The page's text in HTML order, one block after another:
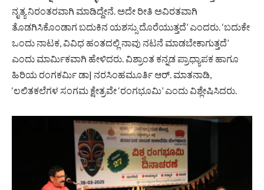
ನೃತ್ಯ ನಿರಂತರವಾಗಿ ಮಾಡಿದ್ದೇನೆ. ಅದೇ ರೀತಿ ಅವಿರತವಾಗಿ
ತೊಡಗಿಸಿಕೊಂಡಾಗ ಬದುಕಿನ ಯಶಸ್ಸು ದೊರೆಯುತ್ತದೆ’ ಎಂದರು. ‘ಬದುಕೇ
ಒಂದು ನಾಟಕ, ವಿವಿಧ ಹಂತದಲ್ಲಿ ನಾವು ನಟನೆ ಮಾಡಬೇಕಾಗುತ್ತದೆ’
ಎಂದು ಮಾರ್ಮಿಕವಾಗಿ ಹೇಳಿದರು. ವಿಶ್ರಾಂತ ಕನ್ನಡ ಪ್ರಾಧ್ಯಾಪಕ ಹಾಗೂ
ಹಿರಿಯ ರಂಗಕರ್ಮಿ ಡಾ| ನರಸಿಂಹಮೂರ್ತಿ ಆರ್. ಮಾತನಾಡಿ,
‘ಲಲಿತಕಲೆಗಳ ಸಂಗಮ ಕ್ಷೇತ್ರವೇ ‘ರಂಗಭೂಮಿ’ ಎಂದು ವಿಶ್ಲೇಷಿಸಿದರು.